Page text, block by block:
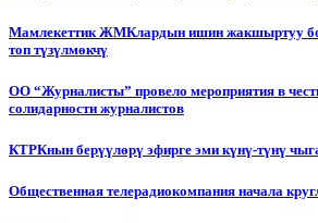
Мамлекеттик ЖМКлардын ишин жакшыртуу
топ түзүлмөкчү
ОО “Журналисты” провело мероприятия в
солидарности журналистов
КТРКнын берүүлөрү эфирге эми күнү-түнү
Общественная телерадиокомпания начала